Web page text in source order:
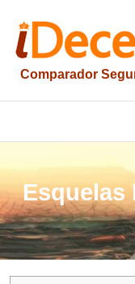
contenido
Comparador
iesquelas
Esquelas